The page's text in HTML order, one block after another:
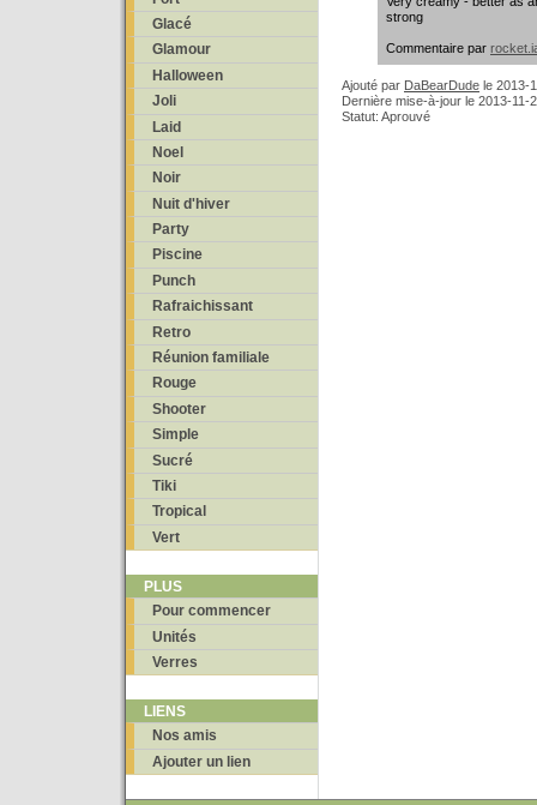
Glacé
Glamour
Halloween
Joli
Laid
Noel
Noir
Nuit d'hiver
Party
Piscine
Punch
Rafraichissant
Retro
Réunion familiale
Rouge
Shooter
Simple
Sucré
Tiki
Tropical
Vert
PLUS
Pour commencer
Unités
Verres
LIENS
Nos amis
Ajouter un lien
strong
Commentaire par
Ajouté par DaBearDude le 2013-
Dernière mise-à-jour le 2013-11-
Statut: Aprouvé